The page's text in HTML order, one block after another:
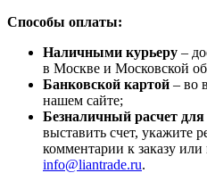
Способы оплаты:
Наличными курьеру –
в Москве и Московской
Банковской картой – во
нашем сайте;
Безналичный расчет для
выставить счет, укажите
комментарии к заказу
info@liantrade.ru.